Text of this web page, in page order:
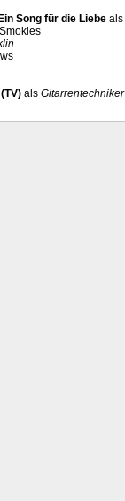
Song für die Liebe als
als Gitarrentechniker